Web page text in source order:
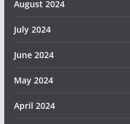
August 2024
July 2024
June 2024
May 2024
April 2024